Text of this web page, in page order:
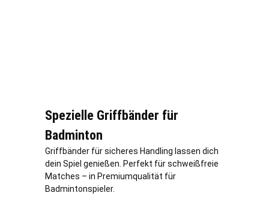
Spezielle Griffbänder für
Badminton
Griffbänder für sicheres Handling lassen dich
dein Spiel genießen. Perfekt für schweißfreie
Matches – in Premiumqualität für
Badmintonspieler.